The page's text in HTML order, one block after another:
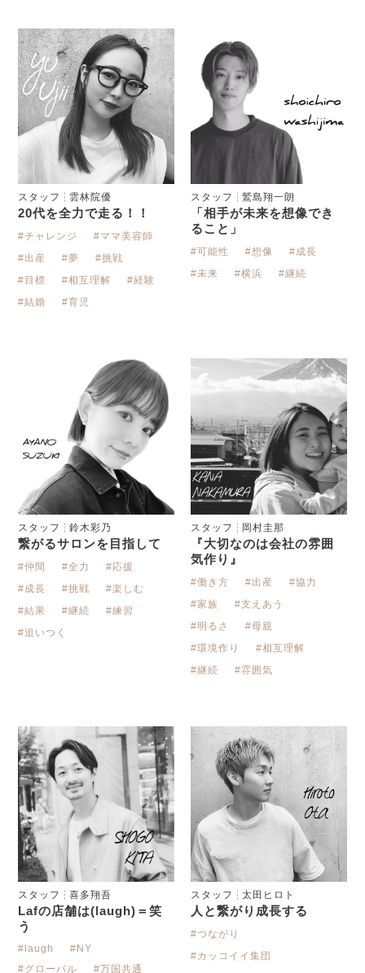
スタッフ 雲林院優
20代を全力で走る！！
#チャレンジ
#ママ美容師
#出産
#夢
#挑戦
#目標
#相互理解
#経験
#結婚
#育児
スタッフ 鷲島翔一朗
「相手が未来を想像でき
ること」
#可能性 #想像
#成長
#未来
#横浜 #継続
スタッフ 鈴木彩乃
繋がるサロンを目指して
#仲間 #全力
#応援
#成長
#挑戦
#楽しむ
#結果
#継続
#練習
#追いつく
スタッフ 岡村圭那
『大切なのは会社の雰囲
気作り』
#働き方 #出産
#協力
#家族
#支えあう
#明るさ
#母親
#環境作り
#相互理解
#継続
#雰囲気
スタッフ 喜多翔吾
Lafの店舗は(laugh)＝笑
う
#laugh
#NY
#グローバル
#万国共通
スタッフ 太田ヒロト
人と繋がり成長する
#つながり
#カッコイイ集団